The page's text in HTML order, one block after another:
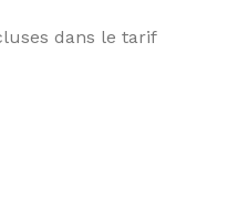
dans le tarif